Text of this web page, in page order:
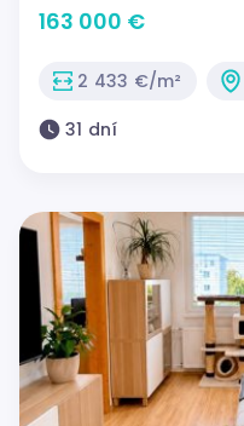
163 000 €
2 433 €/m²
31 dní